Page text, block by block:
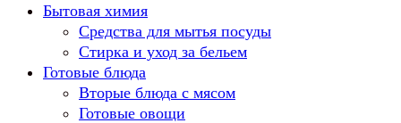
Бытовая химия
Средства для мытья посуды
Стирка и уход за бельем
Готовые блюда
Вторые блюда с мясом
Готовые овощи